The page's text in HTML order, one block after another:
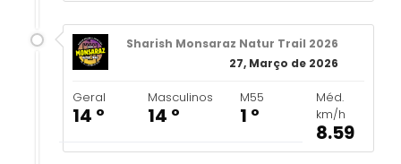
Sharish Monsaraz Natur Trail 2026
27, Março de 2026
Geral
14 º
Masculinos
14 º
M55
1 º
Méd.
km/h
8.59